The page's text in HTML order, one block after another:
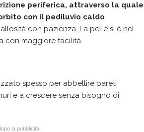
periferica, attraverso la quale
con il pediluvio caldo.
con pazienza. La pelle si è nel
con maggiore facilità.
spesso per abbellire pareti
e a crescere senza bisogno di
la pubblicità